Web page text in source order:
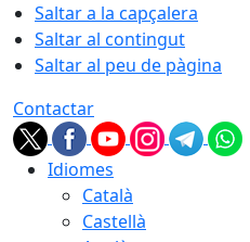
Saltar a la capçalera
Saltar al contingut
Saltar al peu de pàgina
Contactar
Idiomes
Català
Castellà